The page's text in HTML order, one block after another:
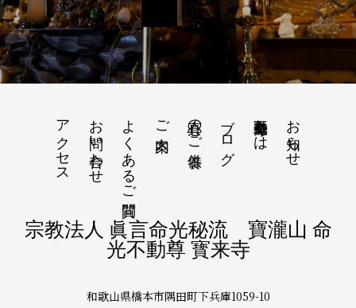
お知らせ
命光不動尊とは
ブログ
真心のご供養
ご案内
よくあるご質問
お問い合わせ
アクセス
宗教法人 眞言命光秘流 寶瀧山 命
光不動尊 寳来寺
和歌山県橋本市隅田町下兵庫1059-10